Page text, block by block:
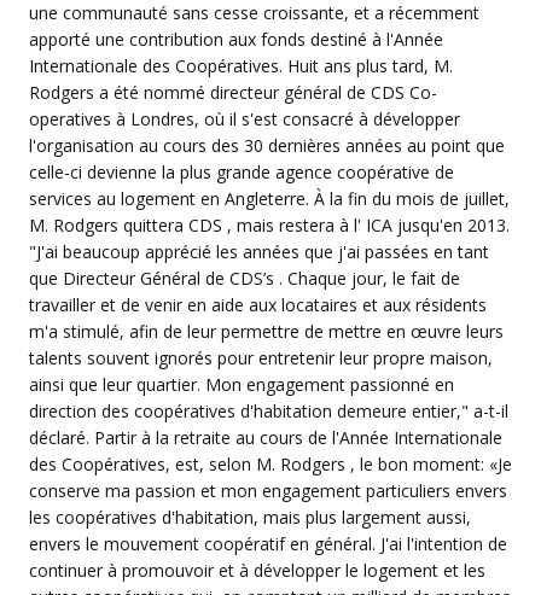
une communauté sans cesse croissante, et a récemment
apporté une contribution aux fonds destiné à l'Année
Internationale des Coopératives. Huit ans plus tard, M.
Rodgers a été nommé directeur général de CDS Co-
operatives à Londres, où il s'est consacré à développer
l'organisation au cours des 30 dernières années au point que
celle-ci devienne la plus grande agence coopérative de
services au logement en Angleterre. À la fin du mois de juillet,
M. Rodgers quittera CDS , mais restera à l' ICA jusqu'en 2013.
"J'ai beaucoup apprécié les années que j'ai passées en tant
que Directeur Général de CDS’s . Chaque jour, le fait de
travailler et de venir en aide aux locataires et aux résidents
m'a stimulé, afin de leur permettre de mettre en œuvre leurs
talents souvent ignorés pour entretenir leur propre maison,
ainsi que leur quartier. Mon engagement passionné en
direction des coopératives d'habitation demeure entier," a-t-il
déclaré. Partir à la retraite au cours de l'Année Internationale
des Coopératives, est, selon M. Rodgers , le bon moment: «Je
conserve ma passion et mon engagement particuliers envers
les coopératives d'habitation, mais plus largement aussi,
envers le mouvement coopératif en général. J'ai l'intention de
continuer à promouvoir et à développer le logement et les